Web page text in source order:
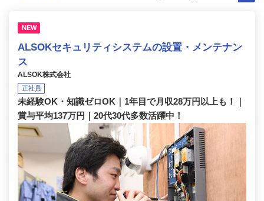
NEW
ALSOKセキュリティシステムの設置・メンテナン
ス
ALSOK株式会社
正社員
未経験OK・知識ゼロOK｜1年目で月収28万円以上も！｜
賞与平均137万円｜20代30代多数活躍中！